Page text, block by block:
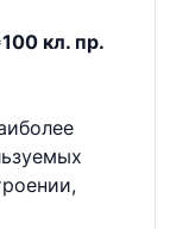
кл. пр.